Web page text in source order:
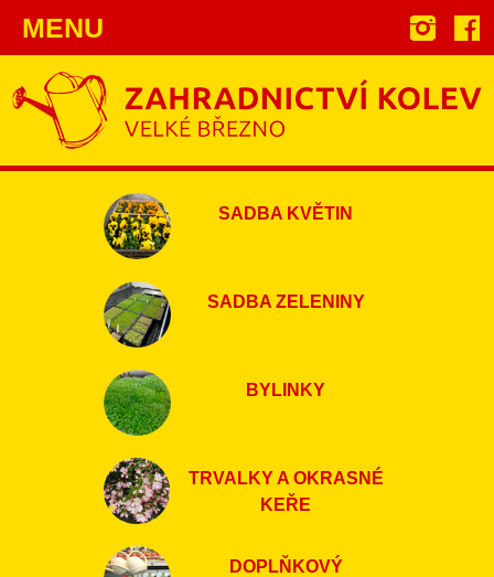
MENU
SADBA KVĚTIN
SADBA ZELENINY
BYLINKY
TRVALKY A OKRASNÉ
KEŘE
DOPLŇKOVÝ